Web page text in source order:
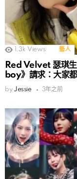
1.3k Views 藝人
Red Velvet 瑟琪
boy》請求：大家
by Jessie 3年之前